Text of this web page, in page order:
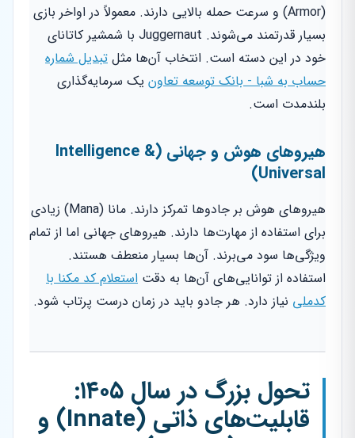
(Armor) و سرعت حمله بالایی دارند. معمولاً در اواخر بازی
بسیار قدرتمند می‌شوند. Juggernaut با شمشیر کاتانای
خود در این دسته است. انتخاب آن‌ها مثل تبدیل شماره
حساب به شبا - بانک توسعه تعاون یک سرمایه‌گذاری
بلندمدت است.
هیروهای هوش و جهانی (Intelligence &
Universal)
هیروهای هوش بر جادوها تمرکز دارند. مانا (Mana) زیادی
برای استفاده از مهارت‌ها دارند. هیروهای جهانی اما از تمام
ویژگی‌ها سود می‌برند. آن‌ها بسیار منعطف هستند.
استفاده از توانایی‌های آن‌ها به دقت استعلام کد مکنا با
کدملی نیاز دارد. هر جادو باید در زمان درست پرتاب شود.
تحول بزرگ در سال ۱۴۰۵:
قابلیت‌های ذاتی (Innate) و